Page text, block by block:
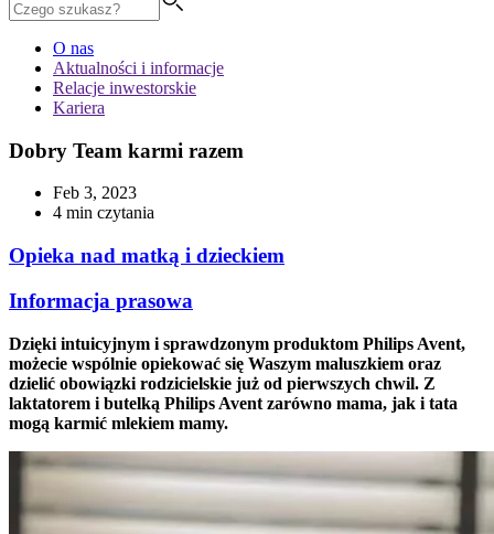
O nas
Aktualności i informacje
Relacje inwestorskie
Kariera
Dobry Team karmi razem
Feb 3, 2023
4 min czytania
Opieka nad matką i dzieckiem
Informacja prasowa
Dzięki intuicyjnym i sprawdzonym produktom Philips Avent,
możecie wspólnie opiekować się Waszym maluszkiem oraz
dzielić obowiązki rodzicielskie już od pierwszych chwil. Z
laktatorem i butelką Philips Avent zarówno mama, jak i tata
mogą karmić mlekiem mamy.